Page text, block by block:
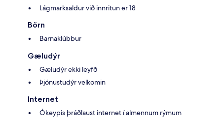
Lágmarksaldur við innritun er 18
Börn
Barnaklúbbur
Gæludýr
Gæludýr ekki leyfð
Þjónustudýr velkomin
Internet
Ókeypis þráðlaust internet í almennum rýmum